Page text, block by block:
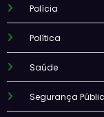
Polícia
Política
Saúde
Segurança